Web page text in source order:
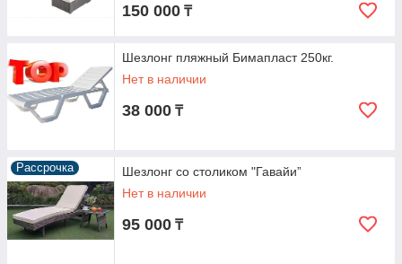
150 000 ₸
Шезлонг пляжный Бимапласт 250кг.
Нет в наличии
38 000 ₸
Рассрочка
Шезлонг со столиком "Гавайи”
Нет в наличии
95 000 ₸